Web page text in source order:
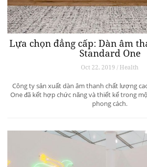
Lựa chọn đẳng cấp: Dàn âm
Standard One
Oct 22, 2019 / Health
Công ty sản xuất dàn âm thanh chất lượng
One đã kết hợp chức năng và thiết kế trong
phong cách.